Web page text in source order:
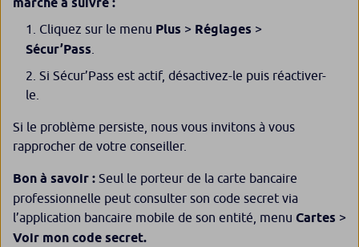
marche à suivre :
Cliquez sur le menu Plus > Réglages >
Sécur’Pass
Si Sécur’Pass est actif, désactivez-le puis réactiver-
le.
Si le problème persiste, nous vous invitons à vous
rapprocher de votre conseiller.
Bon à savoir : Seul le porteur de la carte bancaire
professionnelle peut consulter son code secret via
l’application bancaire mobile de son entité, menu Cartes >
Voir mon code secret.